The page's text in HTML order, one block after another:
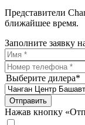
Представители
ближайшее время.
Заполните заявку
Выберите дилера*
Отправить
Нажав кнопку